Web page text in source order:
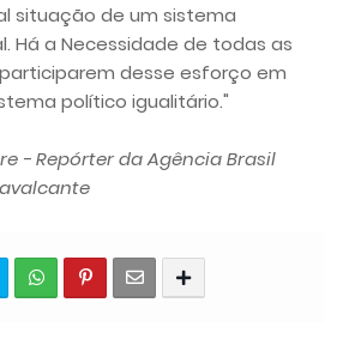
situação de um sistema
Há a Necessidade de todas as
desse esforço em
político igualitário."
- Repórter da Agência Brasil